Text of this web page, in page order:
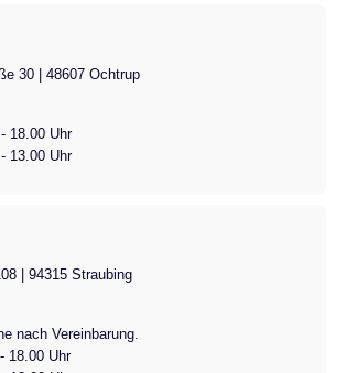
30 | 48607 Ochtrup
18.00 Uhr
13.00 Uhr
| 94315 Straubing
nach Vereinbarung.
18.00 Uhr